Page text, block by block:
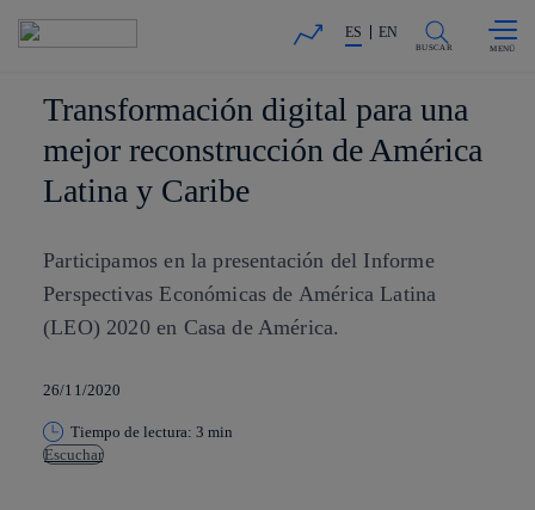
La acción en accionistas e
ES EN
BUSCAR
Transformación digital para una
mejor reconstrucción de América
Latina y Caribe
Participamos en la presentación del Informe
Perspectivas Económicas de América Latina
(LEO) 2020 en Casa de América.
26/11/2020
Tiempo de lectura: 3 min
Escuchar